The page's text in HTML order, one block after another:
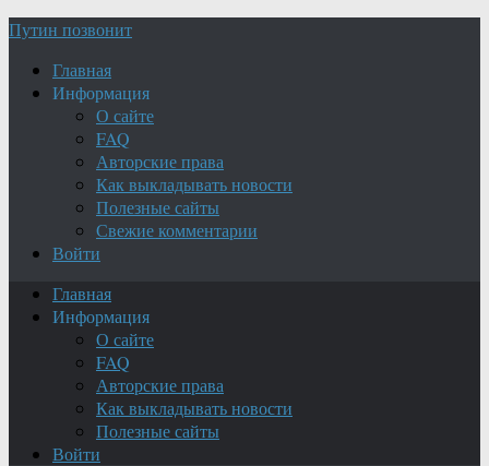
Путин позвонит
Главная
Информация
О сайте
FAQ
Авторские права
Как выкладывать новости
Полезные сайты
Свежие комментарии
Войти
Главная
Информация
О сайте
FAQ
Авторские права
Как выкладывать новости
Полезные сайты
Войти